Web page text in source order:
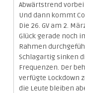
Abwärtstrend vorbei
Und dann kommt
Die 26. GV am 2.
Glück gerade noch
Rahmen
Schlagartig sinken
Frequenzen. Der
verfügte Lockdown
die Leute bleiben